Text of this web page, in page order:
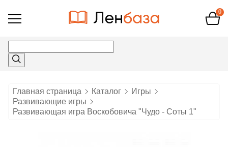
Открыть
0
Главная страница Каталог
Игры
Развивающие игры
Развивающая игра Воскобовича "Чудо - Соты 1"